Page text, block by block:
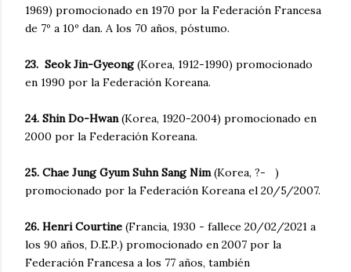
1969) promocionado en 1970 por la Federación Francesa
de 7º a 10º dan. A los 70 años, póstumo.
23. Seok Jin-Gyeong(Korea, 1912-1990) promocionado
en 1990 por la Federación Koreana.
24. Shin Do-Hwan(Korea, 1920-2004) promocionado en
2000 por la Federación Koreana.
25. Chae Jung Gyum Suhn Sang Nim(Korea, ?- )
promocionado por la Federación Koreana el 20/5/2007.
26. Henri Courtine (Francia, 1930 - fallece 20/02/2021 a
los 90 años, D.E.P.) promocionado en 2007 por la
Federación Francesa a los 77 años, también